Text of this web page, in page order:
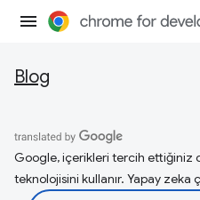
Blog
Google, içerikleri tercih ettiğiniz
teknolojisini kullanır. Yapay